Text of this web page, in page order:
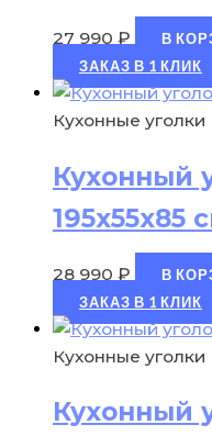
27 990 ₽
В
ЗАКАЗ В 1 КЛИК
Кухонные уголки
Кухонный
195х55х85
28 990 ₽
В
ЗАКАЗ В 1 КЛИК
Кухонные уголки
Кухонный